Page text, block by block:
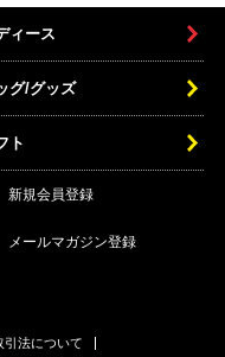
ィース
グ/グッズ
ト
新規会員登録
メールマガジン登録
引法について